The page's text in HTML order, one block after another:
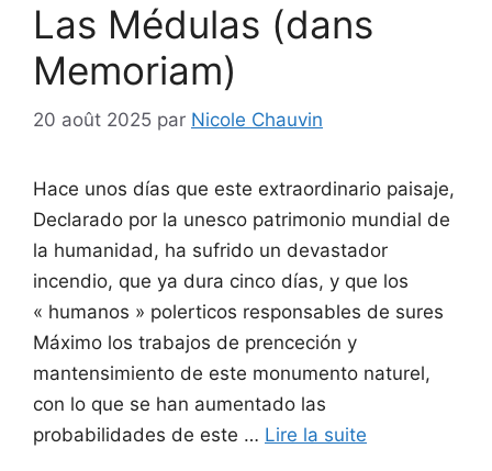
Las Médulas (dans
Memoriam)
20 août 2025 par Nicole Chauvin
Hace unos días que este extraordinario paisaje,
Declarado por la unesco patrimonio mundial de
la humanidad, ha sufrido un devastador
incendio, que ya dura cinco días, y que los
« humanos » polerticos responsables de sures
Máximo los trabajos de prenceción y
mantensimiento de este monumento naturel,
con lo que se han aumentado las
probabilidades de este … Lire la suite